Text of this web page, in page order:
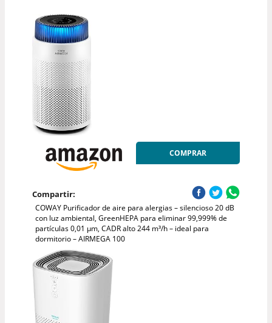
COMPRAR
Compartir:
COWAY Purificador de aire para alergias – silencioso 20 dB
con luz ambiental, GreenHEPA para eliminar 99,999% de
partículas 0,01 µm, CADR alto 244 m³/h – ideal para
dormitorio – AIRMEGA 100